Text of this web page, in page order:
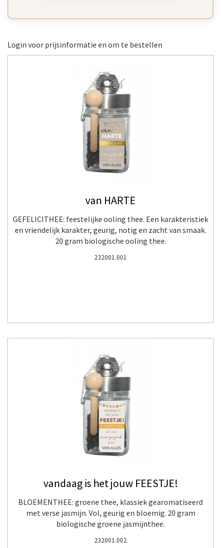
Login voor prijsinformatie en om te bestellen
van HARTE
GEFELICITHEE: feestelijke ooling thee. Een karakteristiek
en vriendelijk karakter, geurig, notig en zacht van smaak.
20 gram biologische ooling thee.
232001.001
vandaag is het jouw FEESTJE!
BLOEMENTHEE: groene thee, klassiek gearomatiseerd
met verse jasmijn. Vol, geurig en bloemig. 20 gram
biologische groene jasmijnthee.
232001.002